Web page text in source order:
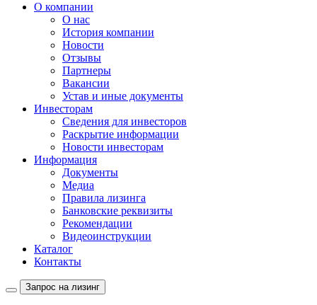
О компании
О нас
История компании
Новости
Отзывы
Партнеры
Вакансии
Устав и иные документы
Инвесторам
Сведения для инвесторов
Раскрытие информации
Новости инвесторам
Информация
Документы
Медиа
Правила лизинга
Банковские реквизиты
Рекомендации
Видеоинструкции
Каталог
Контакты
Запрос на лизинг